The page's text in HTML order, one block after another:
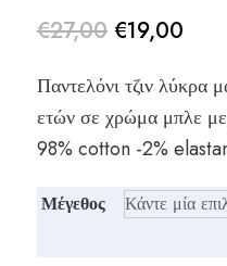
€27,00
price
was:
€19,00
τρέχουσα
τιμή
€19,00.
Παντελόνι τζιν λύκρα
ετών σε χρώμα μπλε
98% cotton -2%
Μέγεθος